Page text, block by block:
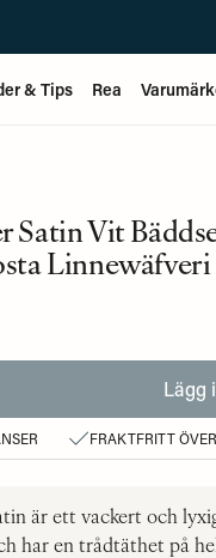
& Tips Rea
Satin Vit
Linnewäfveri
Lägg
FRAKTFRITT
är ett vackert och
har en trådtäthet på